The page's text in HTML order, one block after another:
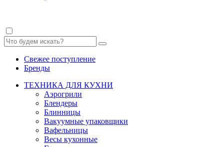
Свежее поступление
Бренды
ТЕХНИКА ДЛЯ КУХНИ
Аэрогрили
Блендеры
Блинницы
Вакуумные упаковщики
Вафельницы
Весы кухонные